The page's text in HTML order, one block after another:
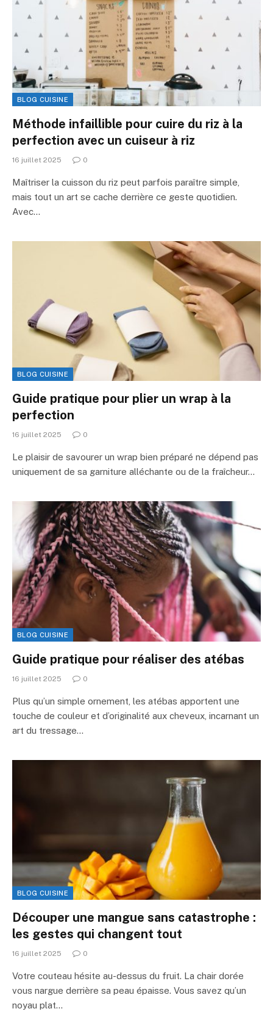
BLOG CUISINE
Méthode infaillible pour cuire du riz à la
perfection avec un cuiseur à riz
16 juillet 2025 0
Maîtriser la cuisson du riz peut parfois paraître simple,
mais tout un art se cache derrière ce geste quotidien.
Avec…
BLOG CUISINE
Guide pratique pour plier un wrap à la
perfection
16 juillet 2025 0
Le plaisir de savourer un wrap bien préparé ne dépend pas
uniquement de sa garniture alléchante ou de la fraîcheur…
BLOG CUISINE
Guide pratique pour réaliser des atébas
16 juillet 2025 0
Plus qu’un simple ornement, les atébas apportent une
touche de couleur et d’originalité aux cheveux, incarnant un
art du tressage…
BLOG CUISINE
Découper une mangue sans catastrophe :
les gestes qui changent tout
16 juillet 2025 0
Votre couteau hésite au-dessus du fruit. La chair dorée
vous nargue derrière sa peau épaisse. Vous savez qu’un
noyau plat…